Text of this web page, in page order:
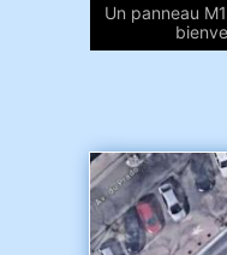
Un panneau